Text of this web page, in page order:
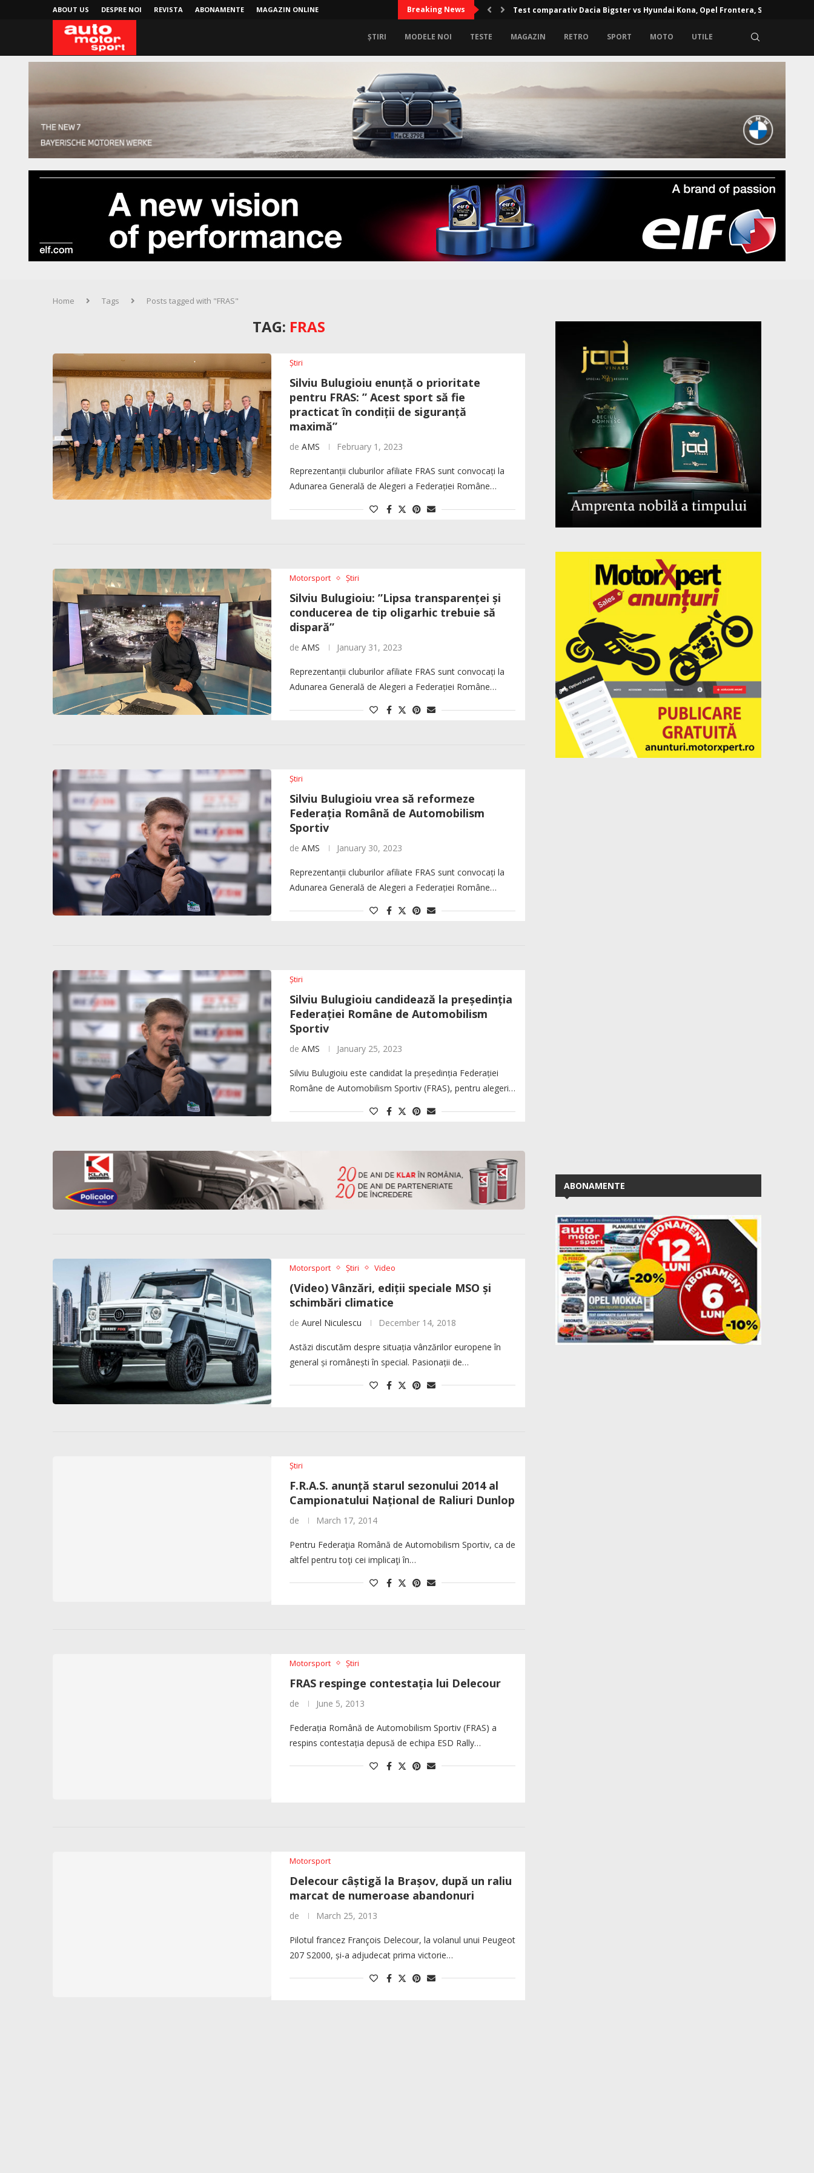
ABOUT US DESPRE NOI REVISTA ABONAMENTE MAGAZIN ONLINE Breaking News Limitele de alcoolemie în Europa: unde alcoolul la volan poate...
ȘTIRI MODELE NOI TESTE MAGAZIN RETRO SPORT MOTO UTILE
Home Tags Posts tagged with "FRAS"
TAG: FRAS
Știri
Silviu Bulugioiu enunță o prioritate
pentru FRAS: ” Acest sport să fie
practicat în condiții de siguranță
maximă”
de AMS February 1, 2023
Reprezentanții cluburilor afiliate FRAS sunt convocați la
Adunarea Generală de Alegeri a Federației Române…
Motorsport Știri
Silviu Bulugioiu: ”Lipsa transparenței și
conducerea de tip oligarhic trebuie să
dispară”
de AMS January 31, 2023
Reprezentanții cluburilor afiliate FRAS sunt convocați la
Adunarea Generală de Alegeri a Federației Române…
Știri
Silviu Bulugioiu vrea să reformeze
Federația Română de Automobilism
Sportiv
de AMS January 30, 2023
Reprezentanții cluburilor afiliate FRAS sunt convocați la
Adunarea Generală de Alegeri a Federației Române…
Știri
Silviu Bulugioiu candidează la președinția
Federației Române de Automobilism
Sportiv
de AMS January 25, 2023
Silviu Bulugioiu este candidat la președinția Federației
Române de Automobilism Sportiv (FRAS), pentru alegeri…
Motorsport Știri Video
(Video) Vânzări, ediții speciale MSO și
schimbări climatice
de Aurel Niculescu December 14, 2018
Astăzi discutăm despre situația vânzărilor europene în
general și românești în special. Pasionații de…
Știri
F.R.A.S. anunță starul sezonului 2014 al
Campionatului Național de Raliuri Dunlop
de March 17, 2014
Pentru Federaţia Română de Automobilism Sportiv, ca de
altfel pentru toţi cei implicaţi în…
Motorsport Știri
FRAS respinge contestația lui Delecour
de June 5, 2013
Federația Română de Automobilism Sportiv (FRAS) a
respins contestația depusă de echipa ESD Rally…
Motorsport
Delecour câștigă la Brașov, după un raliu
marcat de numeroase abandonuri
de March 25, 2013
Pilotul francez François Delecour, la volanul unui Peugeot
207 S2000, și-a adjudecat prima victorie…
ABONAMENTE